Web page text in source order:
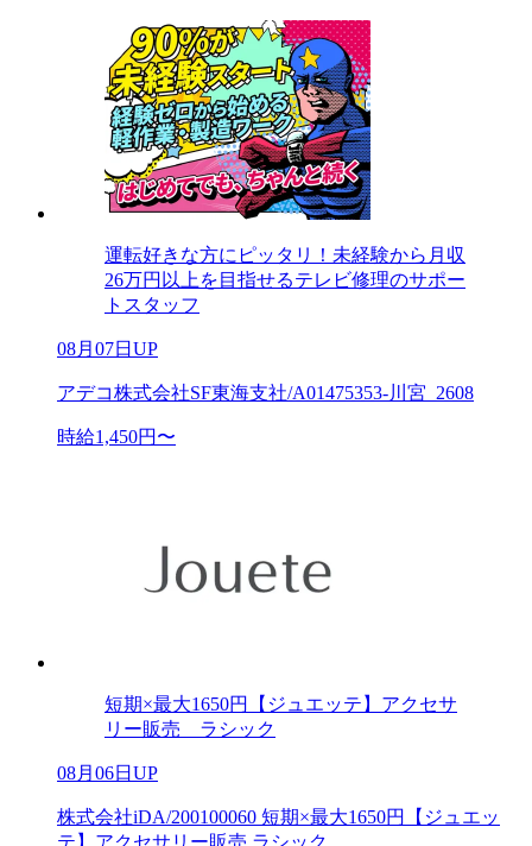
運転好きな方にピッタリ！未経験から月収
26万円以上を目指せるテレビ修理のサポー
トスタッフ
08月07日UP
アデコ株式会社SF東海支社/A01475353-川宮_2608
時給1,450円〜
短期×最大1650円【ジュエッテ】アクセサ
リー販売 ラシック
08月06日UP
株式会社iDA/200100060 短期×最大1650円【ジュエッ